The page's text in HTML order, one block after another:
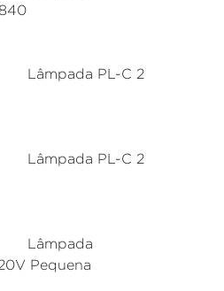
PL-C 2
PL-C 2
Pequena